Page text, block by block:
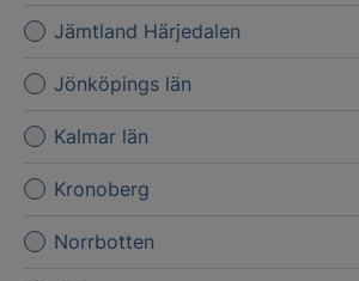
Jämtland Härjedalen
Jönköpings län
Kalmar län
Kronoberg
Norrbotten